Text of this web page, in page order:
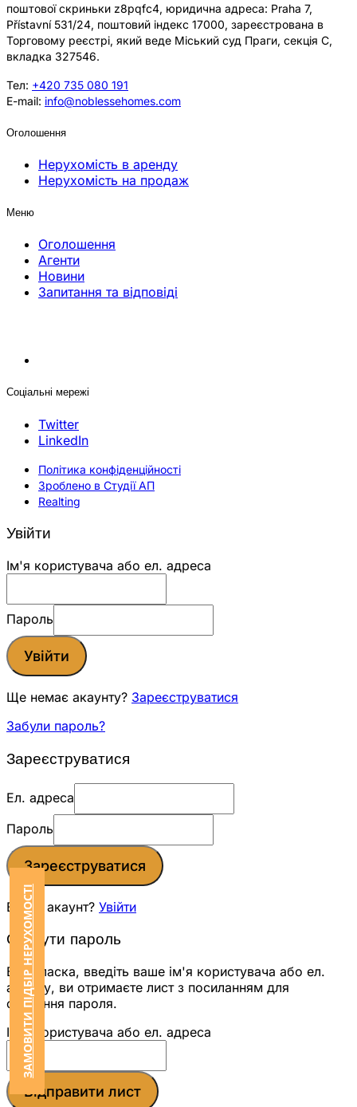
поштової скриньки z8pqfc4, юридична адреса: Praha 7,
Přístavní 531/24, поштовий індекс 17000, зареєстрована в
Торговому реєстрі, який веде Міський суд Праги, секція C,
вкладка 327546.
Тел: +420 735 080 191
E-mail: info@noblessehomes.com
Оголошення
Нерухомість в аренду
Нерухомість на продаж
Меню
Оголошення
Агенти
Новини
Запитання та відповіді
Соціальні мережі
Twitter
LinkedIn
Політика конфіденційності
Зроблено в Студії АП
Realting
ЗАМОВИТИ ПІДБІР НЕРУХОМОСТІ
Увійти
Ім'я користувача або ел. адреса
Пароль
Увійти
Ще немає акаунту? Зареєструватися
Забули пароль?
Зареєструватися
Ел. адреса
Пароль
Зареєструватися
Вже є акаунт? Увійти
Скинути пароль
Будь ласка, введіть ваше ім'я користувача або ел.
адресу, ви отримаєте лист з посиланням для
скидання пароля.
Ім'я користувача або ел. адреса
Відправити лист